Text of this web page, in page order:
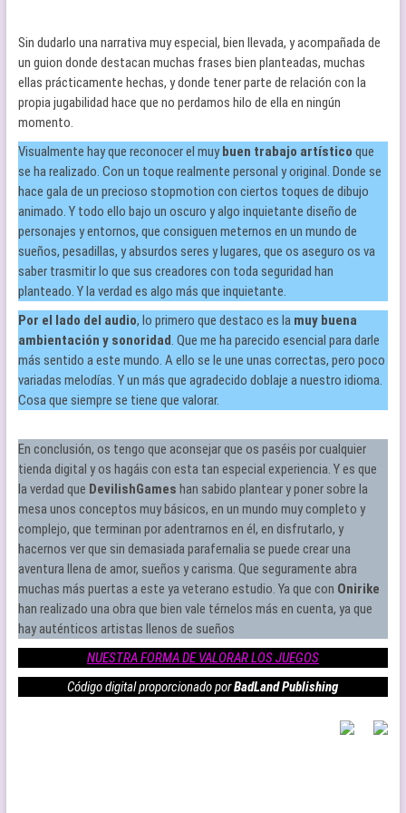
Sin dudarlo una narrativa muy especial, bien llevada, y acompañada de
un guion donde destacan muchas frases bien planteadas, muchas
ellas prácticamente hechas, y donde tener parte de relación con la
propia jugabilidad hace que no perdamos hilo de ella en ningún
momento.
Visualmente hay que reconocer el muybuen trabajo artístico que
se ha realizado. Con un toque realmente personal y original. Donde se
hace gala de un precioso stopmotion con ciertos toques de dibujo
animado. Y todo ello bajo un oscuro y algo inquietante diseño de
personajes y entornos, que consiguen meternos en un mundo de
sueños, pesadillas, y absurdos seres y lugares, que os aseguro os va
saber trasmitir lo que sus creadores con toda seguridad han
planteado. Y la verdad es algo más que inquietante.
Por el lado del audio, lo primero que destaco es la muy buena
ambientación y sonoridad. Que me ha parecido esencial para darle
más sentido a este mundo. A ello se le une unas correctas, pero poco
variadas melodías. Y un más que agradecido doblaje a nuestro idioma.
Cosa que siempre se tiene que valorar.
En conclusión, os tengo que aconsejar que os paséis por cualquier
tienda digital y os hagáis con esta tan especial experiencia. Y es que
la verdad que DevilishGames han sabido plantear y poner sobre la
mesa unos conceptos muy básicos, en un mundo muy completo y
complejo, que terminan por adentrarnos en él, en disfrutarlo, y
hacernos ver que sin demasiada parafernalia se puede crear una
aventura llena de amor, sueños y carisma. Que seguramente abra
muchas más puertas a este ya veterano estudio. Ya que con Onirike
han realizado una obra que bien vale térnelos más en cuenta, ya que
hay auténticos artistas llenos de sueños
NUESTRA FORMA DE VALORAR LOS JUEGOS
Código digital proporcionado porBadLand Publishing